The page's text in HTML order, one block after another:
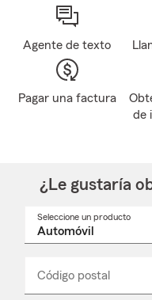
Agente de texto
Pagar una factura
de
¿Le gustaría
Seleccione un producto
Código postal
_____